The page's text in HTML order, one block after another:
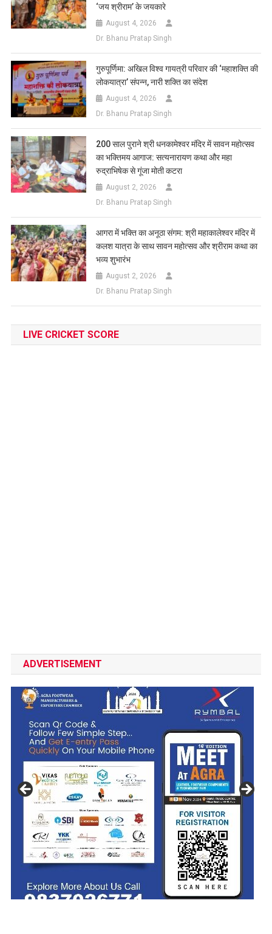
‘जय श्रीराम’ के जयकारे
August 4, 2026
Dr. Bhanu Pratap Singh
गुरुपूर्णिमा: अखिल विश्व गायत्री परिवार की ‘महाशक्ति की
लोकयात्रा’ संपन्न, नारी शक्ति का संदेश
August 4, 2026
Dr. Bhanu Pratap Singh
200 साल पुराने श्री धनकामेश्वर मंदिर में सावन महोत्सव
का भक्तिमय आगाज: सत्यनारायण कथा और महा
रुद्राभिषेक से गूंजा मोती कटरा
August 2, 2026
Dr. Bhanu Pratap Singh
आगरा में भक्ति का अनूठा संगम: श्री महाकालेश्वर मंदिर में
कलश यात्रा के साथ सावन महोत्सव और श्रीराम कथा का
भव्य शुभारंभ
August 2, 2026
Dr. Bhanu Pratap Singh
LIVE CRICKET SCORE
ADVERTISEMENT